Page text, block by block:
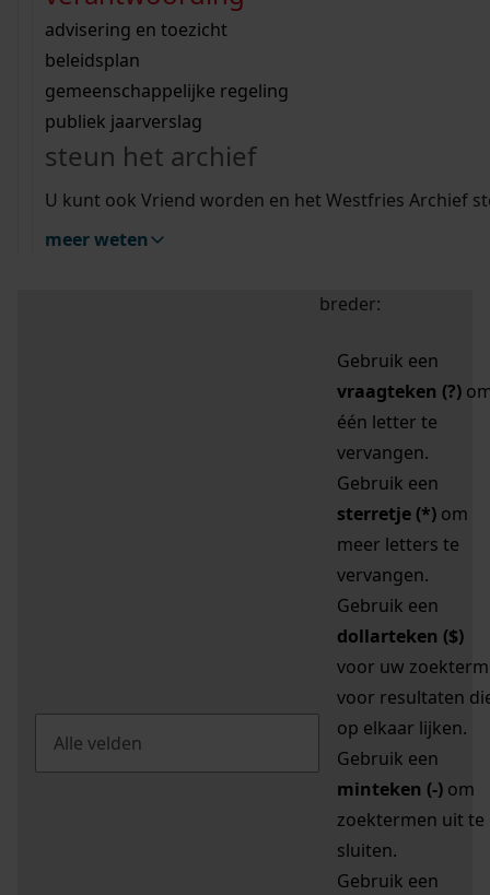
bouwvergunningen
omgevingsvergunningen
vergunningen
beeld en geluid
uitleg nodig?
Wij helpen u op weg met een aantal zoektips.
bekijk alle zoektips
Wij helpen u op weg met een aantal zoektips.
bekijk alle zoektips
bekijk ons geschiedenislokaal
advisering en toezicht
beleidsplan
gemeenschappelijke regeling
publiek jaarverslag
steun het archief
U kunt ook Vriend worden en het Westfries Archief
meer weten
zoektips
Mijn Studiezaal (inloggen)
uw zoekopdracht te
breder:
Gebruik een
vraagteken (?)
één letter te
vervangen.
Gebruik een
sterretje (*) om
meer letters te
vervangen.
Gebruik een
dollarteken ($)
voor uw zoekterm
voor resultaten
op elkaar lijken.
Gebruik een
minteken (-) om
zoektermen uit te
sluiten.
Gebruik een